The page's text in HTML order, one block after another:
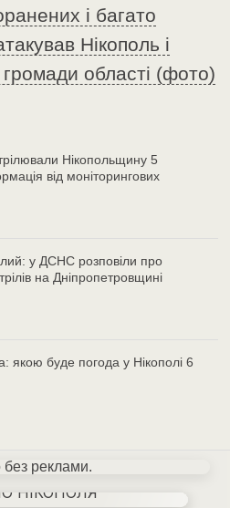
і багато
Нікополь і
області (фото)
Нікопольщину 5
від моніторингових
у ДСНС розповіли про
на Дніпропетровщині
якою буде погода у Нікополі 6